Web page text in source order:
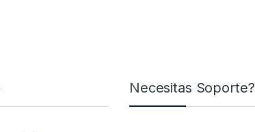
Necesitas Soporte?